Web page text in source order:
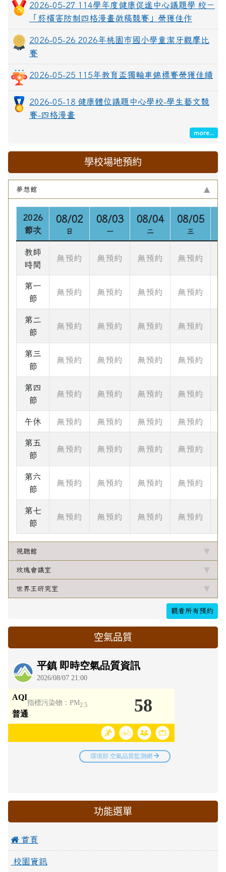
2026-05-27 114學年度健康促進中心議題學 校－
「菸檳害防制四格漫畫徵稿競賽」榮獲佳作
2026-05-26 2026年桃園市國小學童潔牙觀摩比
賽
2026-05-25 115年教育盃獨輪車錦標賽榮獲佳績
2026-05-18 健康體位議題中心學校-學生藝文競
賽-四格漫畫
more...
學校場地預約
夢想館
2026
節次
08/02
日
08/03
一
08/04
二
08/05
三
教師
時間
無預約 無預約 無預約 無預約
第一
節
無預約 無預約 無預約 無預約
第二
節
無預約 無預約 無預約 無預約
第三
節
無預約 無預約 無預約 無預約
第四
節
無預約 無預約 無預約 無預約
午休 無預約 無預約 無預約 無預約
第五
節
無預約 無預約 無預約 無預約
第六
節
無預約 無預約 無預約 無預約
第七
節
無預約 無預約 無預約 無預約
視聽館
玫瑰會議室
世界王研究室
觀看所有預約
空氣品質
功能選單
 首頁
校園資訊